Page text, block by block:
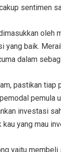
sentimen
baik.
dalam
pastikan
investasi
yang mau
yaitu